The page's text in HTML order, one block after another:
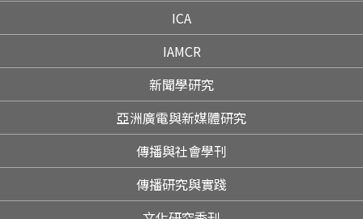
ICA
IAMCR
新聞學研究
亞洲廣電與新媒體研究
傳播與社會學刊
傳播研究與實踐